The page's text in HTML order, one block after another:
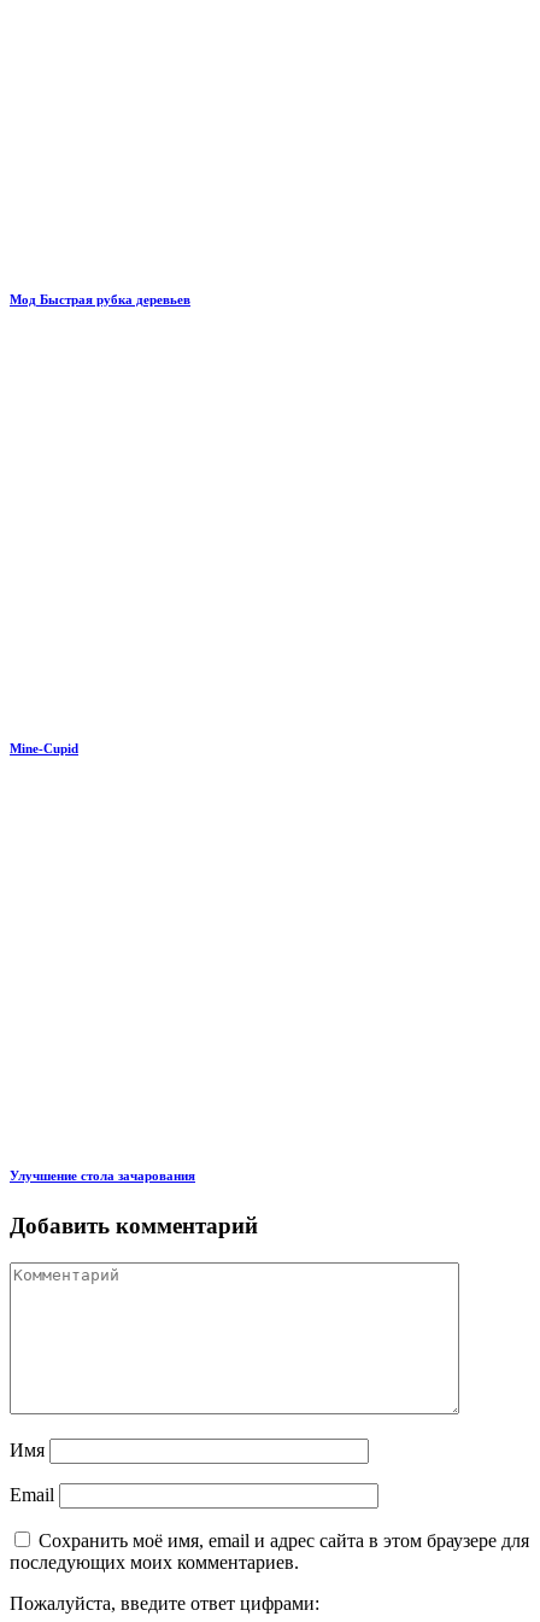
Мод Быстрая рубка деревьев
Mine-Cupid
Улучшение стола зачарования
Добавить комментарий
Имя
Email
Сохранить моё имя, email и адрес сайта в этом браузере для
последующих моих комментариев.
Пожалуйста, введите ответ цифрами: